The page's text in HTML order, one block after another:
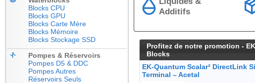
Blocks CPU
Blocks GPU
Blocks Carte Mère
Blocks Mémoire
Blocks Stockage SSD
Pompes & Réservoirs
Pompes D5 & DDC
Pompes Autres
Réservoirs Seuls
Additifs
Profitez de notre promotion -
Blocks
EK-Quantum Scalar² DirectLink
Terminal – Acetal